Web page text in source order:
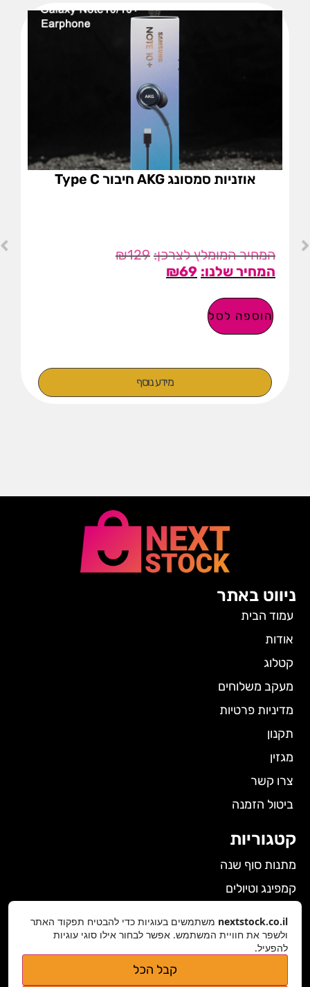
אוזניות סמסונג AKG חיבור Type C
₪129
₪69
הוספה לסל
מידע נוסף
ניווט באתר
עמוד הבית
אודות
קטלוג
מעקב משלוחים
מדיניות פרטיות
תקנון
מגזין
צרו קשר
ביטול הזמנה
קטגוריות
מתנות סוף שנה
קמפינג וטיולים
גאדג'טים
nextstock.co.il משתמשים בעוגיות כדי להבטיח תפקוד האתר
ולשפר את חוויית המשתמש. אפשר לבחור אילו סוגי עוגיות
להפעיל.
קבל הכל